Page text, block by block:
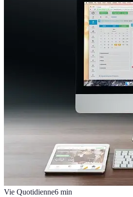
Vie Quotidienne6 min